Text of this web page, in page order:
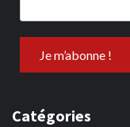
Catégories